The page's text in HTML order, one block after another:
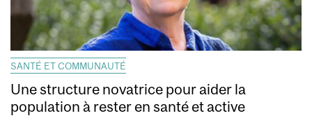
SANTÉ ET COMMUNAUTÉ
Une structure novatrice pour aider la
population à rester en santé et active